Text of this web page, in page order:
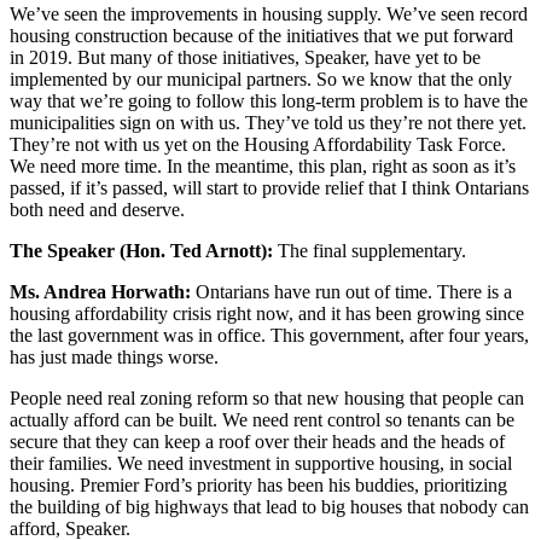
We’ve seen the improvements in housing supply. We’ve seen record
housing construction because of the initiatives that we put forward
in 2019. But many of those initiatives, Speaker, have yet to be
implemented by our municipal partners. So we know that the only
way that we’re going to follow this long-term problem is to have the
municipalities sign on with us. They’ve told us they’re not there yet.
They’re not with us yet on the Housing Affordability Task Force.
We need more time. In the meantime, this plan, right as soon as it’s
passed, if it’s passed, will start to provide relief that I think Ontarians
both need and deserve.
The Speaker (Hon. Ted Arnott): The final supplementary.
Ms. Andrea Horwath: Ontarians have run out of time. There is a
housing affordability crisis right now, and it has been growing since
the last government was in office. This government, after four years,
has just made things worse.
People need real zoning reform so that new housing that people can
actually afford can be built. We need rent control so tenants can be
secure that they can keep a roof over their heads and the heads of
their families. We need investment in supportive housing, in social
housing. Premier Ford’s priority has been his buddies, prioritizing
the building of big highways that lead to big houses that nobody can
afford, Speaker.